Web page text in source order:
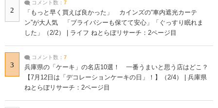
2
コメント数： 7
「もっと早く買えば良かった」 カインズの“車内遮光カーテ
ン”が大人気 「プライバシーも保てて安心」「ぐっすり眠れま
した」（2/2） | ライフ ねとらぼリサーチ：2ページ目
3
コメント数： 7
兵庫県の「ケーキ」の名店10選！ 一番うまいと思う店はどこ？
【7月12日は「デコレーションケーキの日」！】（2/4） | 兵庫県
ねとらぼリサーチ：2ページ目